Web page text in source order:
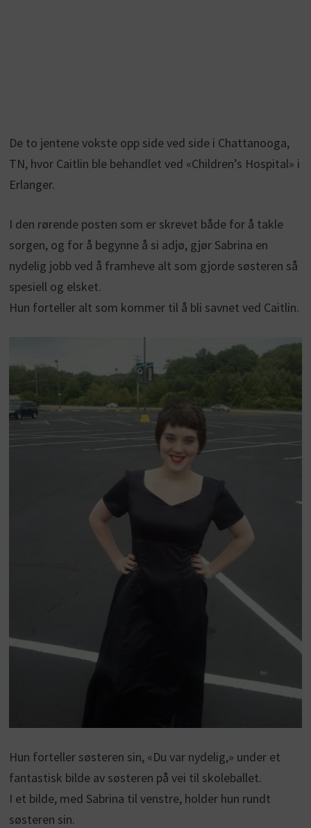
De to jentene vokste opp side ved side i Chattanooga,
TN, hvor Caitlin ble behandlet ved «Children’s Hospital» i
Erlanger.
I den rørende posten som er skrevet både for å takle
sorgen, og for å begynne å si adjø, gjør Sabrina en
nydelig jobb ved å framheve alt som gjorde søsteren så
spesiell og elsket.
Hun forteller alt som kommer til å bli savnet ved Caitlin.
Hun forteller søsteren sin, «Du var nydelig,» under et
fantastisk bilde av søsteren på vei til skoleballet.
I et bilde, med Sabrina til venstre, holder hun rundt
søsteren sin.